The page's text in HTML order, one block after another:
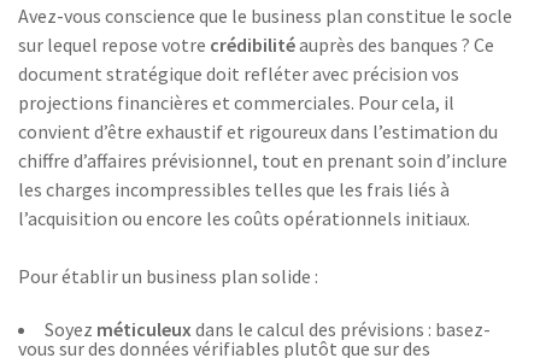
Avez-vous conscience que le business plan constitue le socle
sur lequel repose votre crédibilitéauprès des banques ? Ce
document stratégique doit refléter avec précision vos
projections financières et commerciales. Pour cela, il
convient d’être exhaustif et rigoureux dans l’estimation du
chiffre d’affaires prévisionnel, tout en prenant soin d’inclure
les charges incompressibles telles que les frais liés à
l’acquisition ou encore les coûts opérationnels initiaux.
Pour établir un business plan solide :
Soyez méticuleux dans le calcul des prévisions : basez-
vous sur des données vérifiables plutôt que sur des